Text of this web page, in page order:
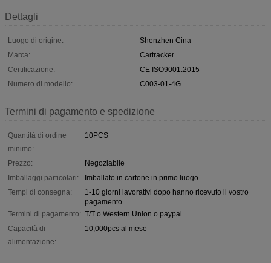
Dettagli
Luogo di origine:
Shenzhen Cina
Marca:
Cartracker
Certificazione:
CE ISO9001:2015
Numero di modello:
C003-01-4G
Termini di pagamento e spedizione
Quantità di ordine
minimo:
10PCS
Prezzo:
Negoziabile
Imballaggi particolari:
Imballato in cartone in primo luogo
Tempi di consegna:
1-10 giorni lavorativi dopo hanno ricevuto il vostro
pagamento
Termini di pagamento: T/T o Western Union o paypal
Capacità di
alimentazione:
10,000pcs al mese